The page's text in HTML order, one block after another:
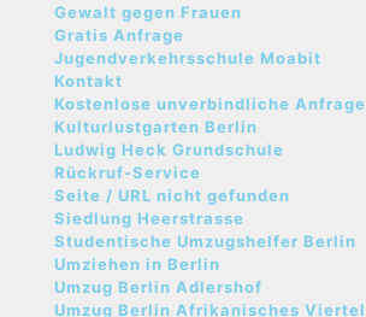
Gewalt gegen Frauen
Gratis Anfrage
Jugendverkehrsschule Moabit
Kontakt
Kostenlose unverbindliche Anfrage
Kulturlustgarten Berlin
Ludwig Heck Grundschule
Rückruf-Service
Seite / URL nicht gefunden
Siedlung Heerstrasse
Studentische Umzugshelfer Berlin
Umziehen in Berlin
Umzug Berlin Adlershof
Umzug Berlin Afrikanisches Viertel